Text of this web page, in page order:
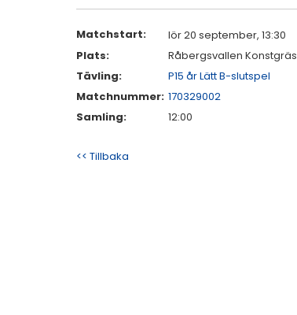
Matchstart:
lör 20 september, 13:30
Plats:
Råbergsvallen Konstgräs
Tävling:
P15 år Lätt B-slutspel
Matchnummer: 170329002
Samling:
12:00
<< Tillbaka